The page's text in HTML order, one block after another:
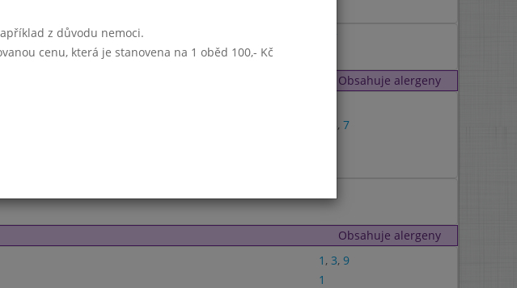
mléko,čaj
Obsahuje alergeny
, 7
Obsahuje alergeny
1 , 3, 9
1
z důvodu nemoci.
cenu, která je stanovena na 1 oběd 100,- Kč